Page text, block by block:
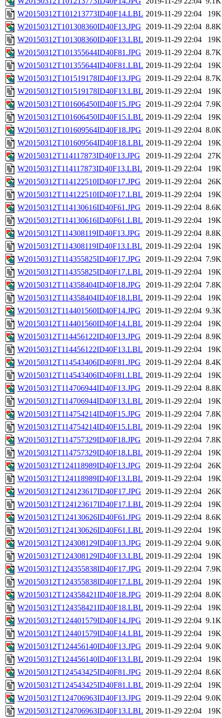
W20150312T101213773ID40F14.LBL 2019-11-29 22:04
19K
W20150312T101308360ID40F13.JPG 2019-11-29 22:04 8.8K
W20150312T101308360ID40F13.LBL 2019-11-29 22:04
19K
W20150312T101355644ID40F81.JPG 2019-11-29 22:04 8.7K
W20150312T101355644ID40F81.LBL 2019-11-29 22:04
19K
W20150312T101519178ID40F13.JPG 2019-11-29 22:04 8.7K
W20150312T101519178ID40F13.LBL 2019-11-29 22:04
19K
W20150312T101606450ID40F15.JPG 2019-11-29 22:04 7.9K
W20150312T101606450ID40F15.LBL 2019-11-29 22:04
19K
W20150312T101609564ID40F18.JPG 2019-11-29 22:04 8.0K
W20150312T101609564ID40F18.LBL 2019-11-29 22:04
19K
W20150312T114117873ID40F13.JPG
2019-11-29 22:04
27K
W20150312T114117873ID40F13.LBL 2019-11-29 22:04
19K
W20150312T114122510ID40F17.JPG
2019-11-29 22:04
26K
W20150312T114122510ID40F17.LBL 2019-11-29 22:04
19K
W20150312T114130616ID40F61.JPG
2019-11-29 22:04 8.6K
W20150312T114130616ID40F61.LBL 2019-11-29 22:04
19K
W20150312T114308119ID40F13.JPG
2019-11-29 22:04 8.8K
W20150312T114308119ID40F13.LBL 2019-11-29 22:04
19K
W20150312T114355825ID40F17.JPG
2019-11-29 22:04 7.9K
W20150312T114355825ID40F17.LBL 2019-11-29 22:04
19K
W20150312T114358404ID40F18.JPG
2019-11-29 22:04 7.8K
W20150312T114358404ID40F18.LBL 2019-11-29 22:04
19K
W20150312T114401560ID40F14.JPG
2019-11-29 22:04 9.3K
W20150312T114401560ID40F14.LBL 2019-11-29 22:04
19K
W20150312T114456122ID40F13.JPG
2019-11-29 22:04 8.9K
W20150312T114456122ID40F13.LBL 2019-11-29 22:04
19K
W20150312T114543406ID40F81.JPG
2019-11-29 22:04 8.4K
W20150312T114543406ID40F81.LBL 2019-11-29 22:04
19K
W20150312T114706944ID40F13.JPG
2019-11-29 22:04 8.8K
W20150312T114706944ID40F13.LBL 2019-11-29 22:04
19K
W20150312T114754214ID40F15.JPG
2019-11-29 22:04 7.8K
W20150312T114754214ID40F15.LBL 2019-11-29 22:04
19K
W20150312T114757329ID40F18.JPG
2019-11-29 22:04 7.8K
W20150312T114757329ID40F18.LBL 2019-11-29 22:04
19K
W20150312T124118989ID40F13.JPG
2019-11-29 22:04
26K
W20150312T124118989ID40F13.LBL 2019-11-29 22:04
19K
W20150312T124123617ID40F17.JPG 2019-11-29 22:04
26K
W20150312T124123617ID40F17.LBL 2019-11-29 22:04
19K
W20150312T124130626ID40F61.JPG 2019-11-29 22:04 8.6K
W20150312T124130626ID40F61.LBL 2019-11-29 22:04
19K
W20150312T124308129ID40F13.JPG 2019-11-29 22:04 9.0K
W20150312T124308129ID40F13.LBL 2019-11-29 22:04
19K
W20150312T124355838ID40F17.JPG 2019-11-29 22:04 7.9K
W20150312T124355838ID40F17.LBL 2019-11-29 22:04
19K
W20150312T124358421ID40F18.JPG 2019-11-29 22:04 8.0K
W20150312T124358421ID40F18.LBL 2019-11-29 22:04
19K
W20150312T124401579ID40F14.JPG 2019-11-29 22:04 9.1K
W20150312T124401579ID40F14.LBL 2019-11-29 22:04
19K
W20150312T124456140ID40F13.JPG 2019-11-29 22:04 9.0K
W20150312T124456140ID40F13.LBL 2019-11-29 22:04
19K
W20150312T124543425ID40F81.JPG 2019-11-29 22:04 8.6K
W20150312T124543425ID40F81.LBL 2019-11-29 22:04
19K
W20150312T124706963ID40F13.JPG 2019-11-29 22:04 9.0K
W20150312T124706963ID40F13.LBL 2019-11-29 22:04
19K